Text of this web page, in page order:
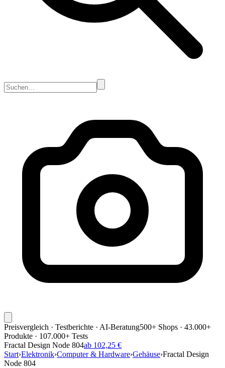
Preisvergleich · Testberichte · AI-Beratung500+ Shops · 43.000+
Produkte · 107.000+ Tests
Fractal Design Node 804ab 102,25 €
Start›Elektronik›Computer & Hardware›Gehäuse›Fractal Design
Node 804